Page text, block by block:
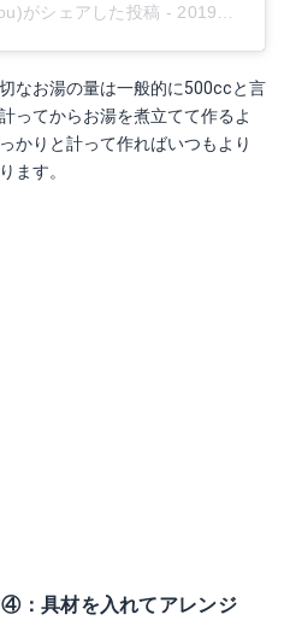
がシェアした投稿 - 2019年 3月月18日午前12時19分PDT
なお湯の量は一般的に500ccと言
ってからお湯を煮立てて作るよ
かりと計って作ればいつもより
ます。
：具材を入れてアレンジ